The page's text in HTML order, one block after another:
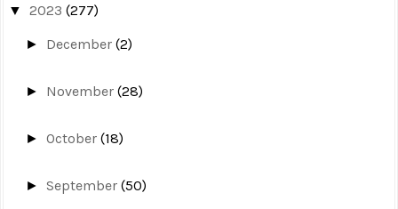
▼ 2023 (277)
► December(2)
► November(28)
►October(18)
►September(50)